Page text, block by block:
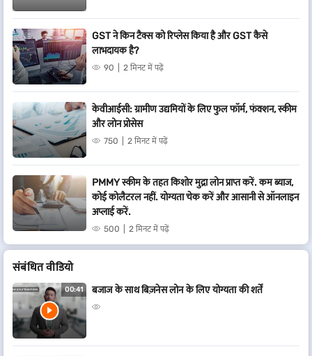
GST ने किन टैक्स को रिप्लेस किया है और GST कैसे
लाभदायक है?
90 2 मिनट में पढ़ें
केवीआईसी: ग्रामीण उद्यमियों के लिए फुल फॉर्म, फंक्शन, स्कीम
और लोन प्रोसेस
750 2 मिनट में पढ़ें
PMMY स्कीम के तहत किशोर मुद्रा लोन प्राप्त करें. कम ब्याज,
कोई कोलैटरल नहीं. योग्यता चेक करें और आसानी से ऑनलाइन
अप्लाई करें.
500 2 मिनट में पढ़ें
संबं​धित वीडियो
00:41 बजाज के साथ बिज़नेस लोन के लिए योग्यता की शर्तें